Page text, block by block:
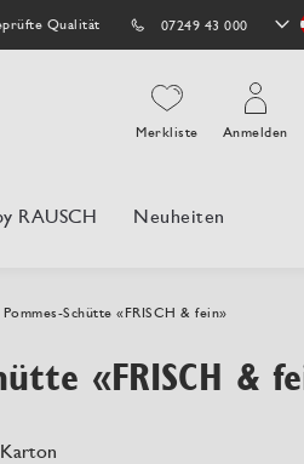
Qualität 07249 43 000
Merkliste Anmelden
RAUSCH Neuheiten
Pommes-Schütte «FRISCH & fein»
«FRISCH &